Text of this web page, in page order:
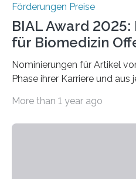
Förderungen Preise
BIAL Award
für Biomedizin
Nominierungen für Artikel
Phase ihrer Karriere und
Leben gerufen, um die
More than 1 year ago